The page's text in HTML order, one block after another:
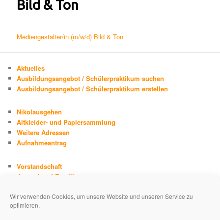
Wir verwenden Cookies, um unsere Website und unseren Service zu
optimieren.
Bild & Ton
Mediengestalter/in (m/w/d) Bild & Ton
Aktuelles
Ausbildungsangebot / Schülerpraktikum suchen
Ausbildungsangebot / Schülerpraktikum erstellen
Nikolausgehen
Altkleider- und Papiersammlung
Weitere Adressen
Aufnahmeantrag
Vorstandschaft
Jugend und Familie
Adolph Kolping
Impressum